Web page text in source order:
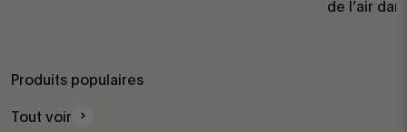
de l’air
Produits populaires
Tout voir